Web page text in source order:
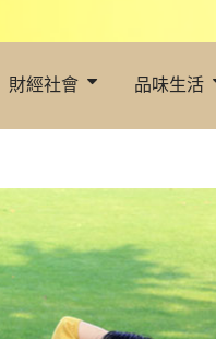
財經社會 品味生活